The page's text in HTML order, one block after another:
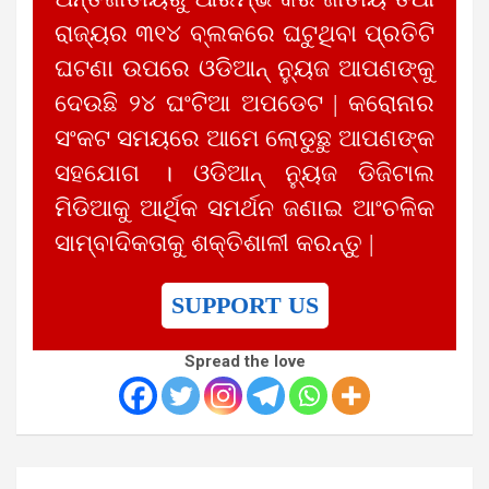
ରାଜ୍ୟର ୩୧୪ ବ୍ଲକରେ ଘଟୁଥିବା ପ୍ରତିଟି
ଘଟଣା ଉପରେ ଓଡିଆନ୍ ନ୍ୟୁଜ ଆପଣଙ୍କୁ
ଦେଉଛି ୨୪ ଘଂଟିଆ ଅପଡେଟ | କରୋନାର
ସଂକଟ ସମୟରେ ଆମେ ଲୋଡୁଛୁ ଆପଣଙ୍କ
ସହଯୋଗ । ଓଡିଆନ୍ ନ୍ୟୁଜ ଡିଜିଟାଲ
ମିଡିଆକୁ ଆର୍ଥିକ ସମର୍ଥନ ଜଣାଇ ଆଂଚଳିକ
ସାମ୍ବାଦିକତାକୁ ଶକ୍ତିଶାଳୀ କରନ୍ତୁ |
SUPPORT US
Spread the love